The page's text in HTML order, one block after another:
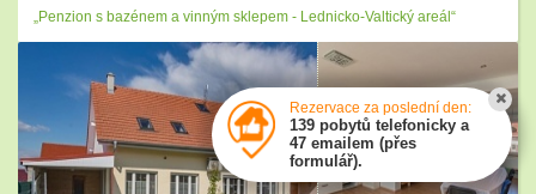
„Penzion s bazénem a vinným sklepem - Lednicko-Valtický areál“
Rezervace za poslední den:
139 pobytů telefonicky a
47 emailem (přes
formulář).